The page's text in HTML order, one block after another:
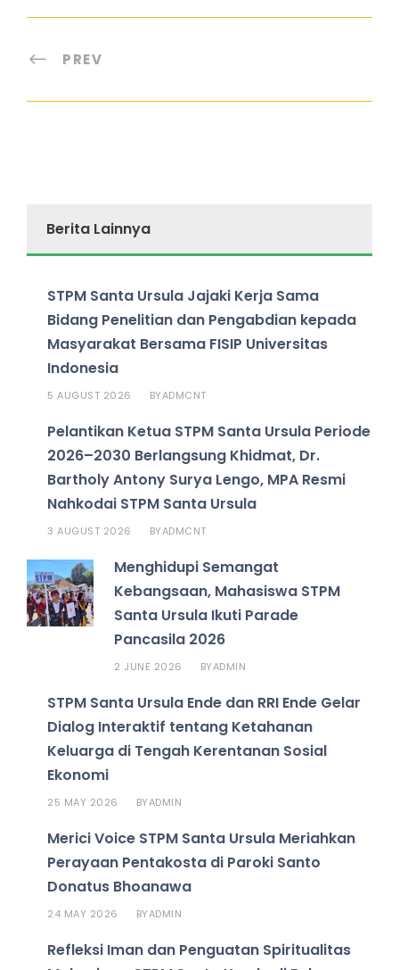
PREV
Berita Lainnya
STPM Santa Ursula Jajaki Kerja Sama
Bidang Penelitian dan Pengabdian kepada
Masyarakat Bersama FISIP Universitas
Indonesia
5 AUGUST 2026 BYADMCNT
Pelantikan Ketua STPM Santa Ursula Periode
2026–2030 Berlangsung Khidmat, Dr.
Bartholy Antony Surya Lengo, MPA Resmi
Nahkodai STPM Santa Ursula
3 AUGUST 2026 BYADMCNT
Menghidupi Semangat
Kebangsaan, Mahasiswa STPM
Santa Ursula Ikuti Parade
Pancasila 2026
2 JUNE 2026 BYADMIN
STPM Santa Ursula Ende dan RRI Ende Gelar
Dialog Interaktif tentang Ketahanan
Keluarga di Tengah Kerentanan Sosial
Ekonomi
25 MAY 2026 BYADMIN
Merici Voice STPM Santa Ursula Meriahkan
Perayaan Pentakosta di Paroki Santo
Donatus Bhoanawa
24 MAY 2026 BYADMIN
Refleksi Iman dan Penguatan Spiritualitas